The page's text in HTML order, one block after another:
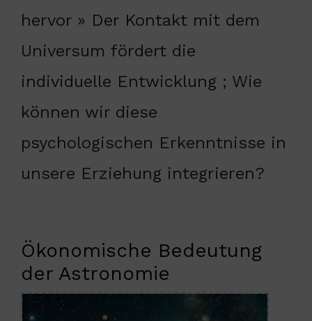
hervor » Der Kontakt mit dem
Universum fördert die
individuelle Entwicklung ; Wie
können wir diese
psychologischen Erkenntnisse in
unsere Erziehung integrieren?
Ökonomische Bedeutung
der Astronomie